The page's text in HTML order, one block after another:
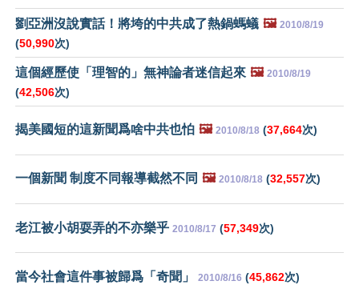
劉亞洲沒說實話！將垮的中共成了熱鍋螞蟻 🖼️ 2010/8/19
(50,990次)
這個經歷使「理智的」無神論者迷信起來 🖼️ 2010/8/19
(42,506次)
揭美國短的這新聞爲啥中共也怕 🖼️ 2010/8/18 (37,664次)
一個新聞 制度不同報導截然不同 🖼️ 2010/8/18 (32,557次)
老江被小胡耍弄的不亦樂乎 2010/8/17 (57,349次)
當今社會這件事被歸爲「奇聞」 2010/8/16 (45,862次)